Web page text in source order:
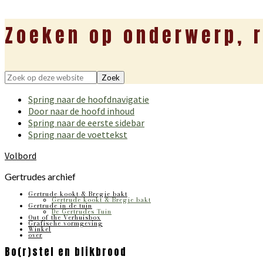
Zoeken op onderwerp,
Zoek
deze
website
Spring naar de hoofdnavigatie
Door naar de hoofd inhoud
Spring naar de eerste sidebar
Spring naar de voettekst
Volbord
Gertrudes archief
Gertrude kookt & Bregje bakt
Gertrude kookt & Bregje bakt
Gertrude in de tuin
De Gertrudes Tuin
Out of the Verhuisbox
Grafische vormgeving
Winkel
over
Bo(r)stel en blikbrood